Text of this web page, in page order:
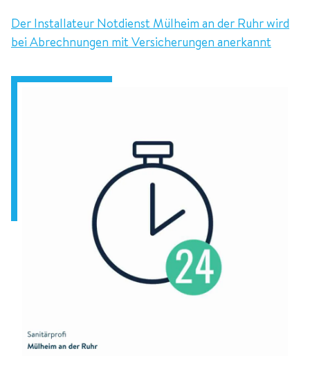
Der Installateur Notdienst Mülheim an der Ruhr wird
bei Abrechnungen mit Versicherungen anerkannt